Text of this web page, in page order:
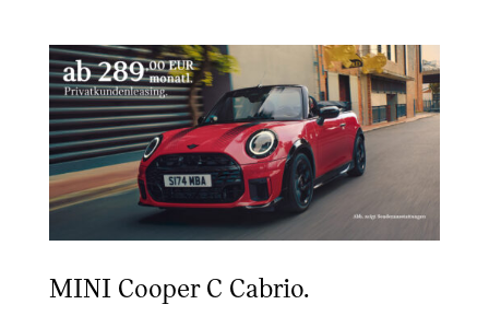
MINI Cooper C Cabrio.